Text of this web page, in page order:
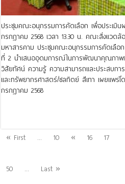
ประชุมคณะอนุกรรมการคัดเลือก เพื่อประเ
กรกฎาคม 2568 เวลา 13.30 น. คณะสิ่งแวด
มหาสารคาม ประชุมคณะอนุกรรมการคัดเลือ
ที่ 2 นำเสนออุดมการณ์ในการพัฒนาคุณภาพ
วิสัยทัศน์ ความรู้ ความสามารถและประสบ
และทรัพยากรศาสตร์/ชลทิตย์ สีเทา เผยแพ
กรกฎาคม 2568
« First ... 10 « 16 17
50
... Last »